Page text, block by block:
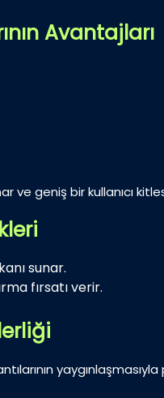
Avantajları
ve geniş bir kullanıcı
sunar.
fırsatı verir.
yaygınlaşmasıyla